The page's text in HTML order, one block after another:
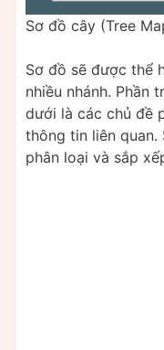
Sơ đồ cây (Tree
Sơ đồ sẽ được thể
nhiều nhánh. Phần
dưới là các chủ đề
thông tin liên quan.
phân loại và sắp